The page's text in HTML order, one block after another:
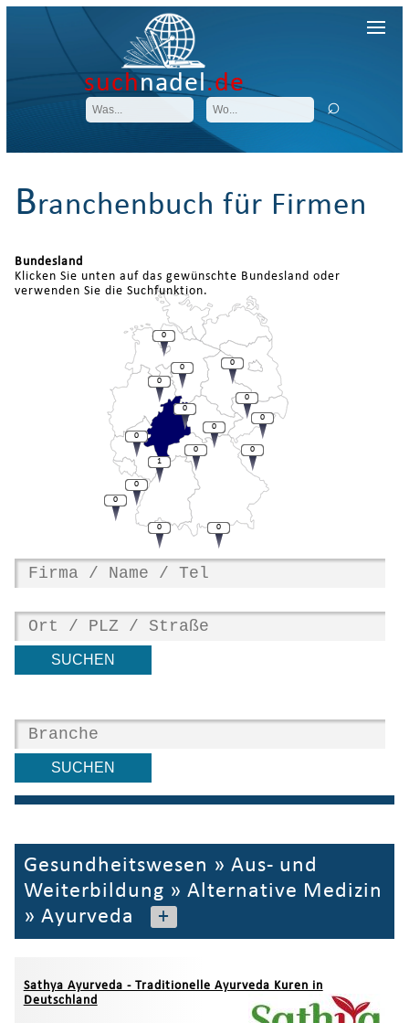
suchnadel.de
Branchenbuch für Firmen
Bundesland
Klicken Sie unten auf das gewünschte Bundesland oder
verwenden Sie die Suchfunktion.
0
0
0
0
0
0
0
0
0
0
0
1
0
0
0
0
Gesundheitswesen » Aus- und
Weiterbildung » Alternative Medizin
» Ayurveda +
Sathya Ayurveda - Traditionelle Ayurveda Kuren in
Deutschland